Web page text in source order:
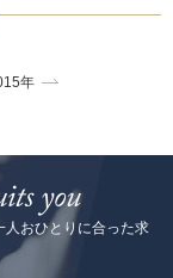
年
人おひとりに合った求